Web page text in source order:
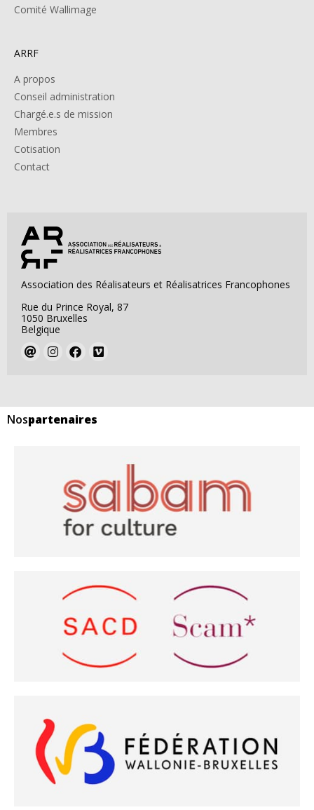
Comité Wallimage
ARRF
A propos
Conseil administration
Chargé.e.s de mission
Membres
Cotisation
Contact
Association des Réalisateurs et Réalisatrices Francophones
Rue du Prince Royal, 87
1050 Bruxelles
Belgique
Nospartenaires